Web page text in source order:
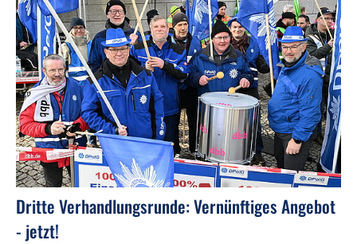
Dritte Verhandlungsrunde: Vernünftiges Angebot
- jetzt!